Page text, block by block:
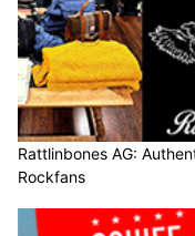
Rattlinbones AG:
Rockfans